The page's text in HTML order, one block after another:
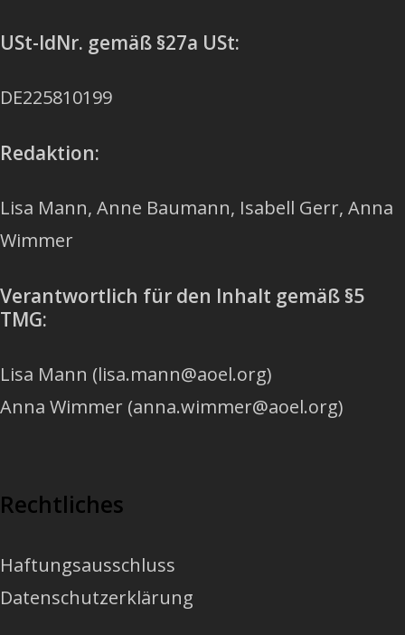
USt-IdNr. gemäß §27a USt:
DE225810199
Redaktion:
Lisa Mann, Anne Baumann, Isabell Gerr, Anna
Wimmer
Verantwortlich für den Inhalt gemäß §5
TMG:
Lisa Mann (lisa.mann@aoel.org)
Anna Wimmer (anna.wimmer@aoel.org)
Rechtliches
Haftungsausschluss
Datenschutzerklärung